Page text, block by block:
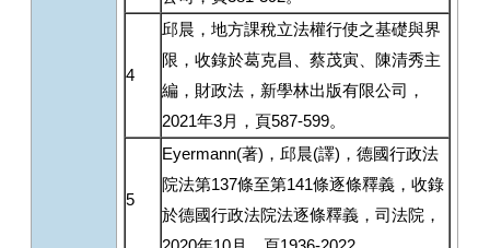
4
邱晨，地方課稅立法權行使之基礎與界
限，收錄於葛克昌、蔡茂寅、陳清秀主
編，財政法，新學林出版有限公司，
2021年3月，頁587-599。
5
Eyermann(著)，邱晨(譯)，德國行政法
院法第137條至第141條逐條釋義，收錄
於德國行政法院法逐條釋義，司法院，